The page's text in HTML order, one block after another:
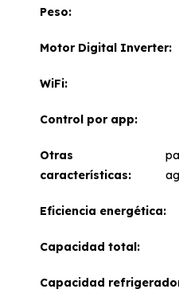
Peso
Motor Digital Inverter
WiFi
Control por app
Otras
características
Eficiencia energética
Capacidad total
Capacidad